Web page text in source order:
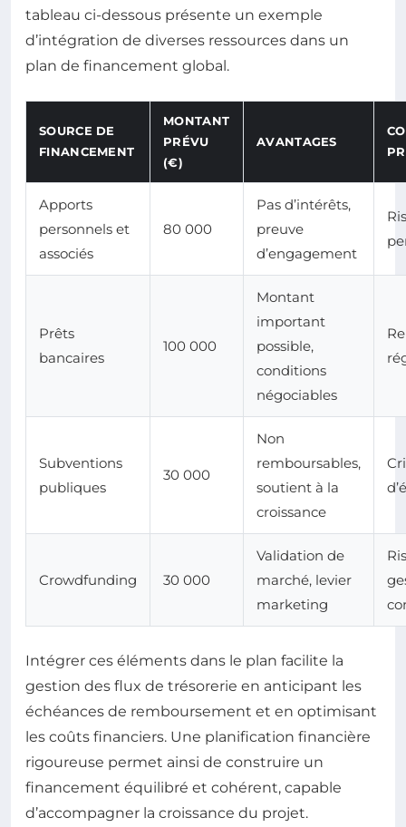
tableau ci-dessous présente un exemple
d’intégration de diverses ressources dans un
plan de financement global.
SOURCE DE
FINANCEMENT
MONTANT
PRÉVU
(€)
AVANTAGES
Apports
personnels et
associés
80 000
Pas d’intérêts,
preuve
d’engagement
Prêts
bancaires
100 000
Montant
important
possible,
conditions
négociables
Subventions
publiques
30 000
Non
remboursables,
soutient à la
croissance
Crowdfunding 30 000
Validation de
marché, levier
marketing
Intégrer ces éléments dans le plan facilite la
gestion des flux de trésorerie en anticipant les
échéances de remboursement et en optimisant
les coûts financiers. Une planification financière
rigoureuse permet ainsi de construire un
financement équilibré et cohérent, capable
d’accompagner la croissance du projet.